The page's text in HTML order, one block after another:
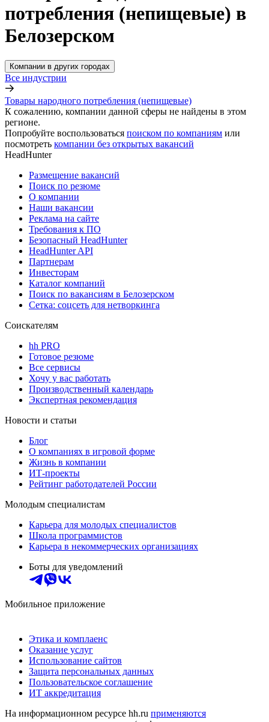
потребления (непищевые) в
Белозерском
Компании в других городах
Все индустрии
Товары народного потребления (непищевые)
К сожалению, компании данной сферы не найдены в этом
регионе.
Попробуйте воспользоваться поиском по компаниям или
посмотреть компании без открытых вакансий
HeadHunter
Размещение вакансий
Поиск по резюме
О компании
Наши вакансии
Реклама на сайте
Требования к ПО
Безопасный HeadHunter
HeadHunter API
Партнерам
Инвесторам
Каталог компаний
Поиск по вакансиям в Белозерском
Сетка: соцсеть для нетворкинга
Соискателям
hh PRO
Готовое резюме
Все сервисы
Хочу у вас работать
Производственный календарь
Экспертная рекомендация
Новости и статьи
Блог
О компаниях в игровой форме
Жизнь в компании
ИТ-проекты
Рейтинг работодателей России
Молодым специалистам
Карьера для молодых специалистов
Школа программистов
Карьера в некоммерческих организациях
Боты для уведомлений
Мобильное приложение
Этика и комплаенс
Оказание услуг
Использование сайтов
Защита персональных данных
Пользовательское соглашение
ИТ аккредитация
На информационном ресурсе hh.ru применяются